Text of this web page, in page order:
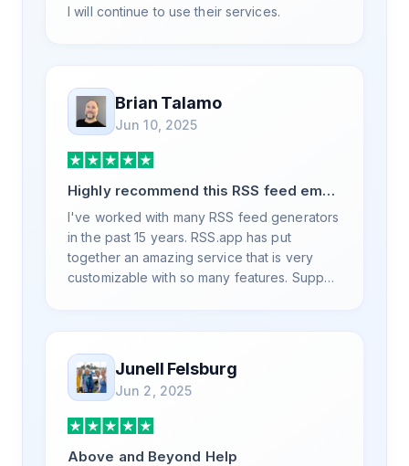
I will continue to use their services.
Brian Talamo
Jun 10, 2025
Highly recommend this RSS feed email
/ widget generator service.
I've worked with many RSS feed generators
in the past 15 years. RSS.app has put
together an amazing service that is very
customizable with so many features. Support
your RSS feed needs. Our trucking news
hub website couldn't work without it. Thank
you.
Junell Felsburg
Jun 2, 2025
Above and Beyond Help